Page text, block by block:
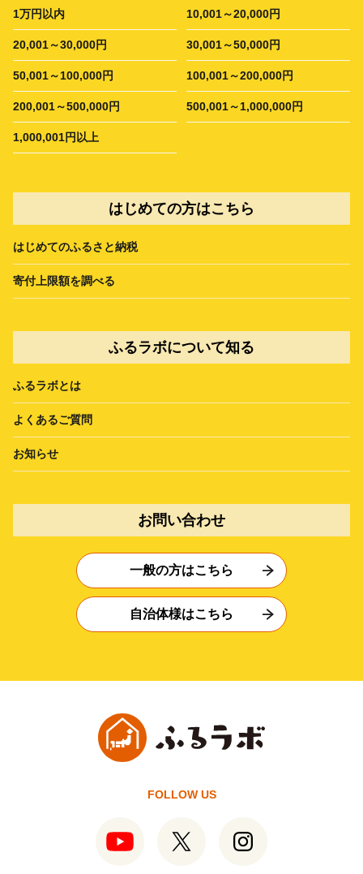
1万円以内 10,001～20,000円
20,001～30,000円 30,001～50,000円
50,001～100,000円 100,001～200,000円
200,001～500,000円 500,001～1,000,000円
1,000,001円以上
はじめての方はこちら
はじめてのふるさと納税
寄付上限額を調べる
ふるラボについて知る
ふるラボとは
よくあるご質問
お知らせ
お問い合わせ
一般の方はこちら
自治体様はこちら
FOLLOW US